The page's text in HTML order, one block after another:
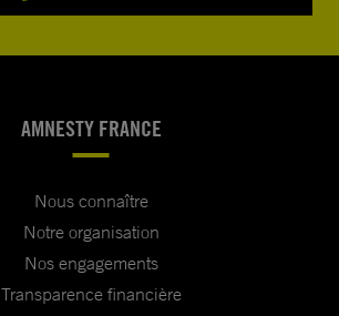
AMNESTY FRANCE
Nous connaître
Notre organisation
Nos engagements
Transparence financière